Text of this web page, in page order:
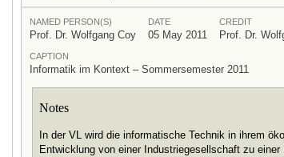
NAMED PERSON(S)
Prof. Dr. Wolfgang Coy
DATE
05 May 2011
CREDIT
Prof. Dr.
CAPTION
Informatik im Kontext – Sommersemester 2011
Notes
In der VL wird die informatische Technik in ihrem
Entwicklung von einer Industriegesellschaft zu